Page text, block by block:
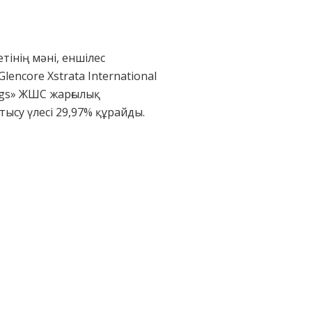
мәні, еншілес
Xstrata International
ЖШС жарғылық
үлесі 29,97% құрайды.